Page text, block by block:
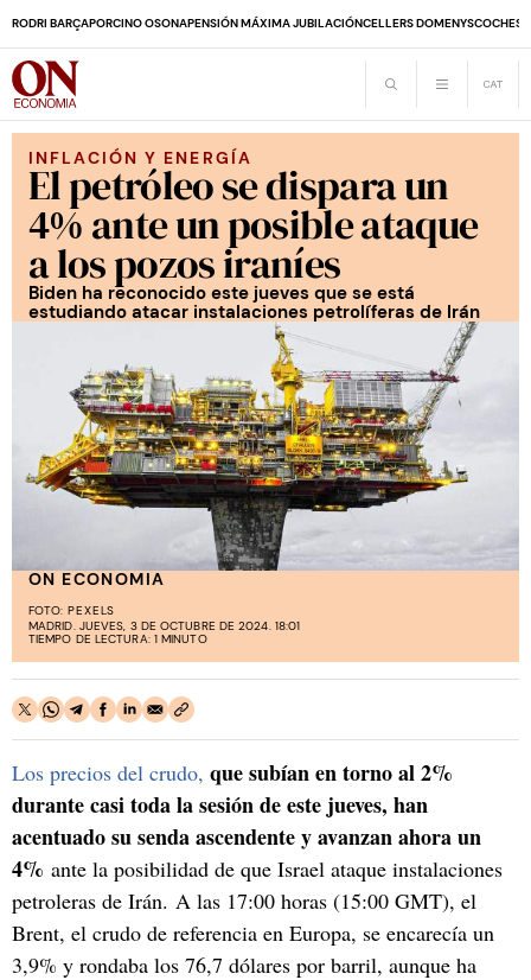
RODRI BARÇAPORCINO OSONAPENSIÓN MÁXIMA JUBILACIÓNCELLERS DOMENYSCOCHES
INFLACIÓN Y ENERGÍA
El petróleo se dispara un
4% ante un posible ataque
a los pozos iraníes
Biden ha reconocido este jueves que se está
estudiando atacar instalaciones petrolíferas de Irán
ON ECONOMIA
FOTO: PEXELS
MADRID. JUEVES, 3 DE OCTUBRE DE 2024. 18:01
TIEMPO DE LECTURA: 1 MINUTO
Los precios del crudo, que subían en torno al 2%
durante casi toda la sesión de este jueves, han
acentuado su senda ascendente y avanzan ahora un
4% ante la posibilidad de que Israel ataque instalaciones
petroleras de Irán. A las 17:00 horas (15:00 GMT), el
Brent, el crudo de referencia en Europa, se encarecía un
3,9% y rondaba los 76,7 dólares por barril, aunque ha